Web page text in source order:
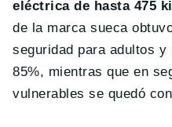
eléctrica de hasta 475
de la marca sueca
seguridad para adultos
85%, mientras que en
vulnerables se quedó